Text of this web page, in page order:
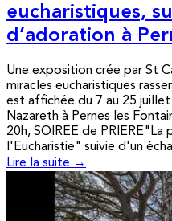
eucharistiques,
d’adoration à
Une exposition crée par St
miracles eucharistiques
est affichée du 7 au 25
Nazareth à Pernes les
20h, SOIREE de PRIERE"La
l'Eucharistie" suivie d'un
Lire la suite →